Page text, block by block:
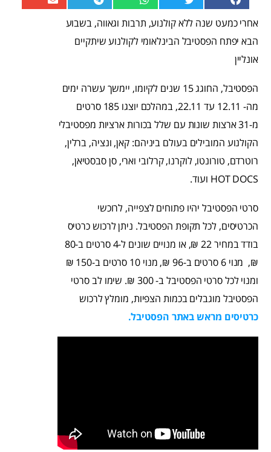
אחרי כמעט שנה ללא קולנוע, תרבות וגאווה, בשבוע
הבא יפתח הפסטיבל הבינלאומי לקולנוע שיתקיים
אונליין
הפסטיבל, החוגג 15 שנים לקיומו, יימשך עשרה ימים
מה- 12.11 עד 22.11, במהלכם יוצגו 185 סרטים
מ-31 ארצות שונות עם שלל בכורות ארציות מפסטיבלי
הקולנוע המובילים בעולם ביניהם: קאן, ונציה, ברלין,
רוטרדם, טורונטו, לוקרנו, קרלובי וארי, סן סבסטיאן,
HOT DOCS ועוד.
סרטי הפסטיבל יהיו פתוחים לצפייה, לרוכשי
הכרטיסים, לכל תקופת הפסטיבל. ניתן לרכוש כרטיס
בודד במחיר 22 ₪, או מנויים שונים ל-4 סרטים ב-80
₪, מנוי 6 סרטים ב-96 ₪, מנוי 10 סרטים ב-150 ₪
ומנוי לכל סרטי הפסטיבל ב- 300 ₪. שימו לב סרטי
הפסטיבל מוגבלים בכמות הצפיות, מומלץ לרכוש
כרטיסים מראש באתר הפסטיבל.